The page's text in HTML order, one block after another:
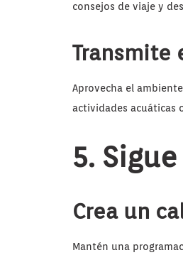
consejos de viaje y
Transmite
Aprovecha el
actividades acuáticas
5.
Crea un
Mantén una